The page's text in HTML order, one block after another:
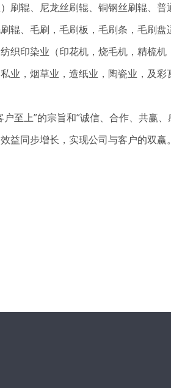
刷辊、尼龙丝刷辊、铜钢丝刷辊、
辊、毛刷，毛刷板，毛刷条，毛刷
织印染业（印花机，烧毛机，精梳
业，烟草业，造纸业，陶瓷业，及
上”的宗旨和“诚信、合作、共赢
益同步增长，实现公司与客户的双赢。